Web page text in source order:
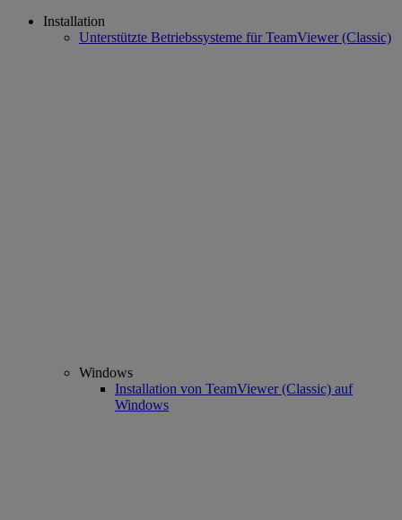
Installation
Unterstützte Betriebssysteme für TeamViewer (Classic)
Windows
Installation von TeamViewer (Classic) auf
Windows